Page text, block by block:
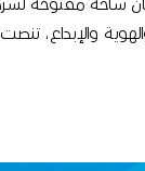
ساحة مفتوحة
والإبداع،